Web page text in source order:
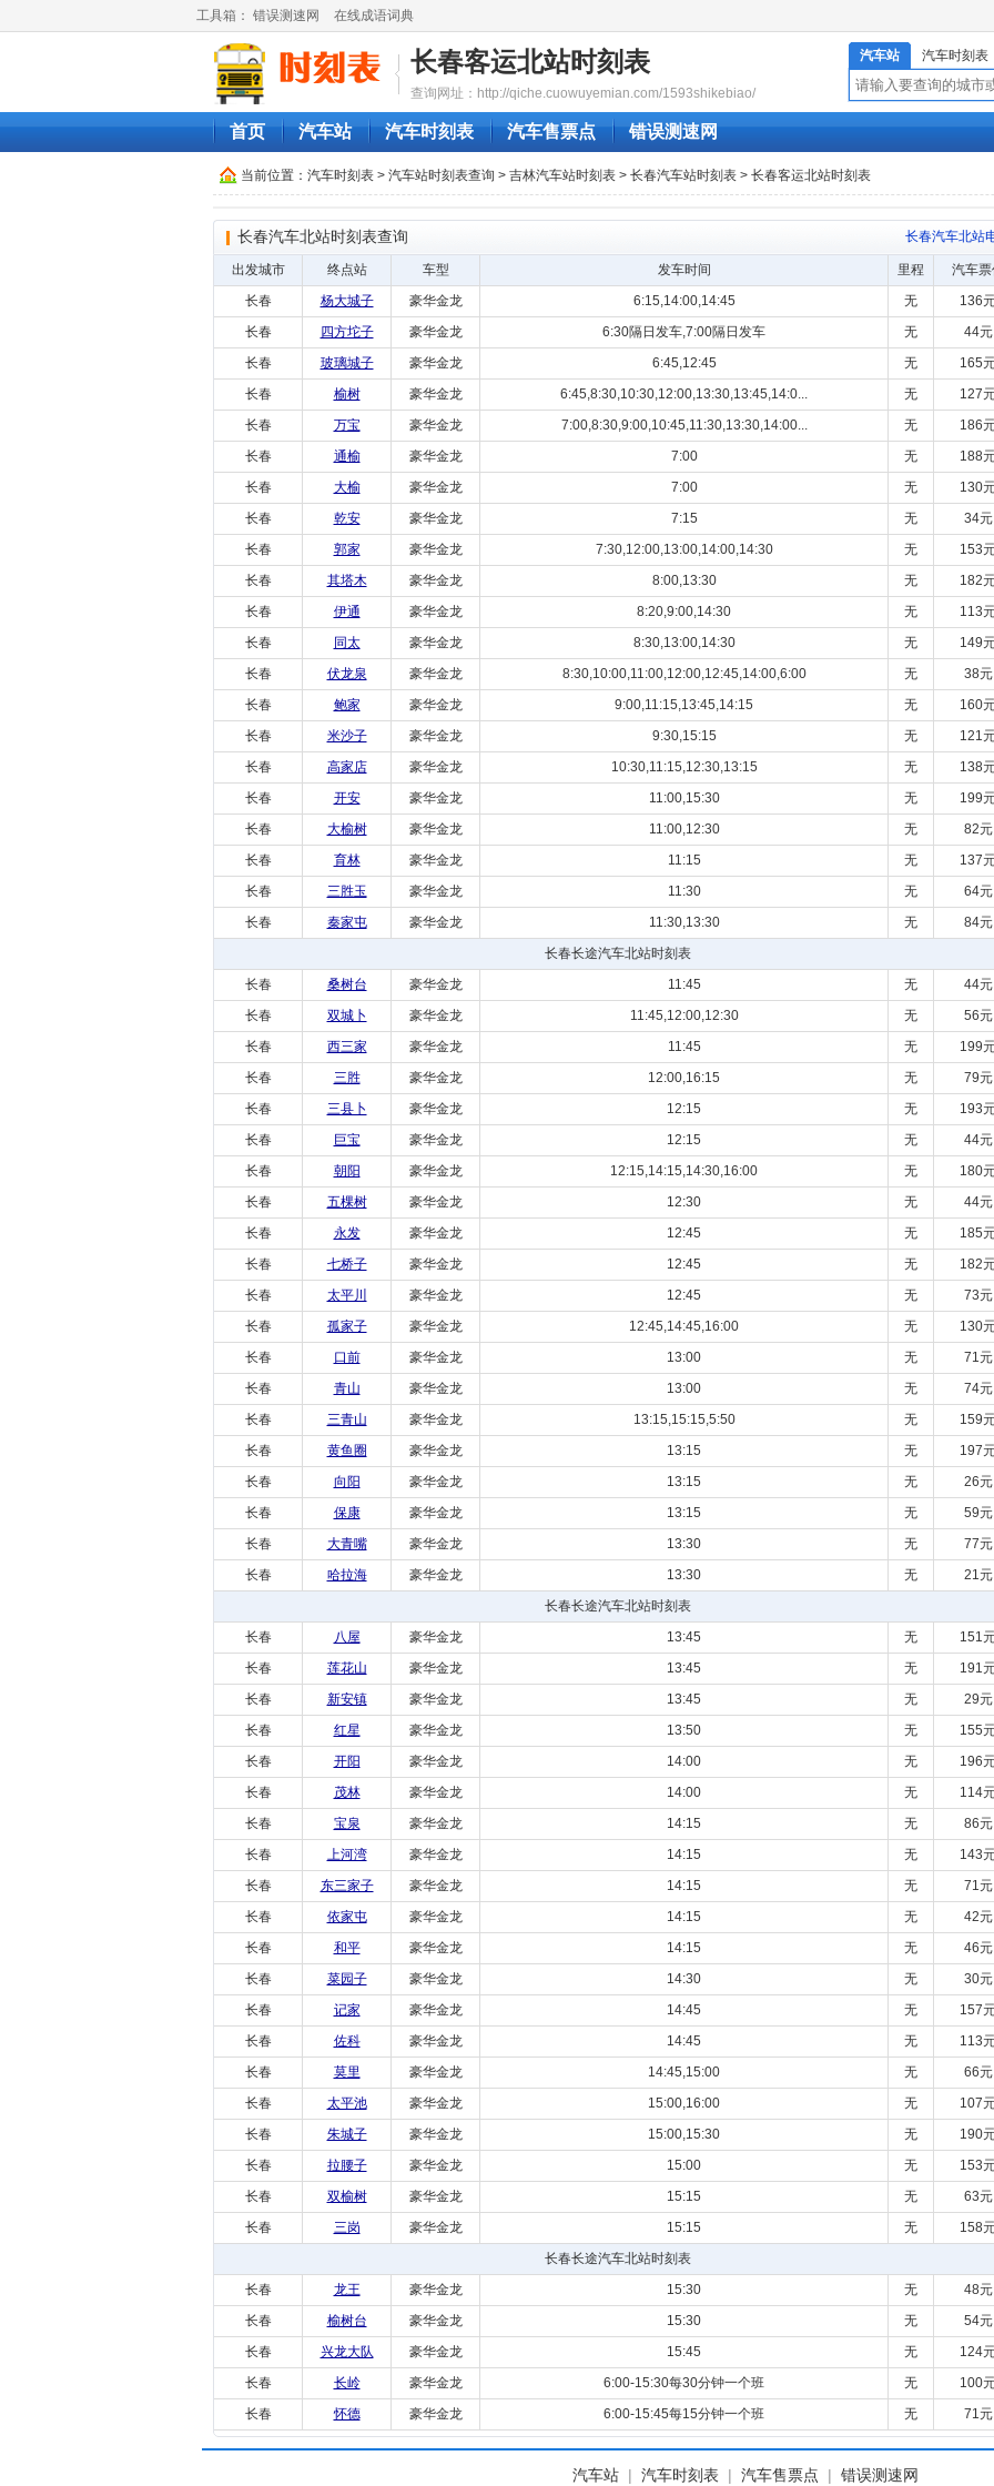
工具箱： 错误测速网 在线成语词典
长春客运北站时刻表
查询网址：http://qiche.cuowuyemian.com/1593shikebiao/
汽车站 汽车时刻表
首页 汽车站 汽车时刻表 汽车售票点 错误测速网
当前位置： 汽车时刻表 > 汽车站时刻表查询 > 吉林汽车站时刻表 > 长春汽车站时刻表 > 长春客运北站时刻表
长春汽车北站时刻表查询 长春汽车北站
出发城市 终点站 车型 发车时间 里程
汽车票
长春
杨大城子 豪华金龙 6:15,14:00,14:45 无
136
长春
四方坨子 豪华金龙 6:30隔日发车,7:00隔日发车 无
44元
长春
玻璃城子 豪华金龙 6:45,12:45 无
165
长春
榆树 豪华金龙 6:45,8:30,10:30,12:00,13:30,13:45,14:0... 无
127
长春
万宝 豪华金龙 7:00,8:30,9:00,10:45,11:30,13:30,14:00... 无
186
长春
通榆 豪华金龙 7:00 无
188
长春
大榆 豪华金龙 7:00 无
130
长春
乾安 豪华金龙 7:15 无
34元
长春
郭家 豪华金龙 7:30,12:00,13:00,14:00,14:30 无
153
长春
其塔木 豪华金龙 8:00,13:30 无
182
长春
伊通 豪华金龙 8:20,9:00,14:30 无
113
长春
同太 豪华金龙 8:30,13:00,14:30 无
149
长春
伏龙泉 豪华金龙 8:30,10:00,11:00,12:00,12:45,14:00,6:00 无
38元
长春
鲍家 豪华金龙 9:00,11:15,13:45,14:15 无
160
长春
米沙子 豪华金龙 9:30,15:15 无
121
长春
高家店 豪华金龙 10:30,11:15,12:30,13:15 无
138
长春
开安 豪华金龙 11:00,15:30 无
199
长春
大榆树 豪华金龙 11:00,12:30 无
82元
长春
育林 豪华金龙 11:15 无
137
长春
三胜玉 豪华金龙 11:30 无
64元
长春
秦家屯 豪华金龙 11:30,13:30 无
84元
长春长途汽车北站时刻表
长春
桑树台 豪华金龙 11:45 无
44元
长春
双城卜 豪华金龙 11:45,12:00,12:30 无
56元
长春
西三家 豪华金龙 11:45 无
199
长春
三胜 豪华金龙 12:00,16:15 无
79元
长春
三县卜 豪华金龙 12:15 无
193
长春
巨宝 豪华金龙 12:15 无
44元
长春
朝阳 豪华金龙 12:15,14:15,14:30,16:00 无
180
长春
五棵树 豪华金龙 12:30 无
44元
长春
永发 豪华金龙 12:45 无
185
长春
七桥子 豪华金龙 12:45 无
182
长春
太平川 豪华金龙 12:45 无
73元
长春
孤家子 豪华金龙 12:45,14:45,16:00 无
130
长春
口前 豪华金龙 13:00 无
71元
长春
青山 豪华金龙 13:00 无
74元
长春
三青山 豪华金龙 13:15,15:15,5:50 无
159
长春
黄鱼圈 豪华金龙 13:15 无
197
长春
向阳 豪华金龙 13:15 无
26元
长春
保康 豪华金龙 13:15 无
59元
长春
大青嘴 豪华金龙 13:30 无
77元
长春
哈拉海 豪华金龙 13:30 无
21元
长春长途汽车北站时刻表
长春
八屋 豪华金龙 13:45 无
151
长春
莲花山 豪华金龙 13:45 无
191
长春
新安镇 豪华金龙 13:45 无
29元
长春
红星 豪华金龙 13:50 无
155
长春
开阳 豪华金龙 14:00 无
196
长春
茂林 豪华金龙 14:00 无
114
长春
宝泉 豪华金龙 14:15 无
86元
长春
上河湾 豪华金龙 14:15 无
143
长春
东三家子 豪华金龙 14:15 无
71元
长春
依家屯 豪华金龙 14:15 无
42元
长春
和平 豪华金龙 14:15 无
46元
长春
菜园子 豪华金龙 14:30 无
30元
长春
记家 豪华金龙 14:45 无
157
长春
佐科 豪华金龙 14:45 无
113
长春
莫里 豪华金龙 14:45,15:00 无
66元
长春
太平池 豪华金龙 15:00,16:00 无
107
长春
朱城子 豪华金龙 15:00,15:30 无
190
长春
拉腰子 豪华金龙 15:00 无
153
长春
双榆树 豪华金龙 15:15 无
63元
长春
三岗 豪华金龙 15:15 无
158
长春长途汽车北站时刻表
长春
龙王 豪华金龙 15:30 无
48元
长春
榆树台 豪华金龙 15:30 无
54元
长春
兴龙大队 豪华金龙 15:45 无
124
长春
长岭 豪华金龙 6:00-15:30每30分钟一个班 无
100
长春
怀德 豪华金龙 6:00-15:45每15分钟一个班 无 71元
汽车站 | 汽车时刻表 | 汽车售票点 | 错误测速网